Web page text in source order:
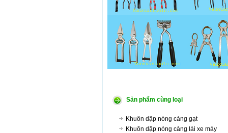
Sản phẩm cùng loại
Khuôn dập nóng càng gạt
Khuôn dập nóng càng lái xe máy